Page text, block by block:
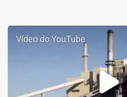
Vídeo do YouTube